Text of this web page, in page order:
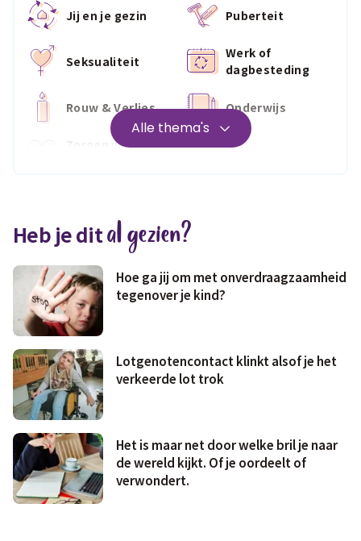
Jij en je gezin Puberteit
Seksualiteit
Werk of
dagbesteding
Rouw & Verlies Onderwijs
Zorgen voor
Wonen
Geld & wetten
Alle thema's
Heb je dital gezien?
Hoe ga jij om met onverdraagzaamheid
tegenover je kind?
Lotgenotencontact klinkt alsof je het
verkeerde lot trok
Het is maar net door welke bril je naar
de wereld kijkt. Of je oordeelt of
verwondert.